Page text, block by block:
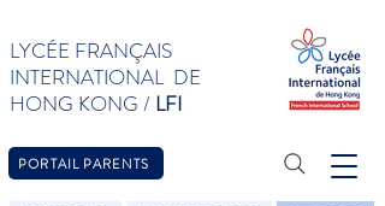
LYCÉE FRANÇAIS
INTERNATIONAL DE
HONG KONG / LFI
PORTAIL PARENTS